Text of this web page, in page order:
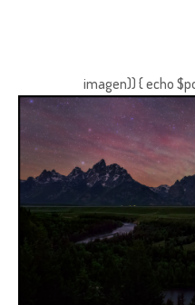
imagen)) { echo